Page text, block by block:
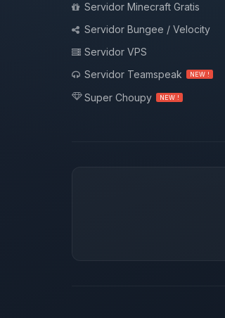
Servidor Minecraft Gratis
Servidor Bungee / Velocity
Servidor VPS
Servidor Teamspeak
NEW !
Super Choupy NEW !